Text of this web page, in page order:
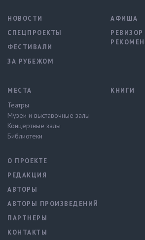
НОВОСТИ
СПЕЦПРОЕКТЫ
ФЕСТИВАЛИ
ЗА РУБЕЖОМ
АФИША
РЕВИЗОР
МЕСТА
Театры
Музеи и выставочные залы
Концертные залы
Библиотеки
КНИГИ
О ПРОЕКТЕ
РЕДАКЦИЯ
АВТОРЫ
АВТОРЫ ПРОИЗВЕДЕНИЙ
ПАРТНЕРЫ
КОНТАКТЫ